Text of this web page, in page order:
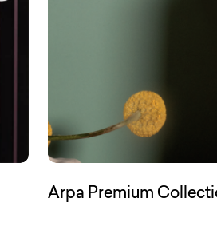
in a new tab)
Arpa Premium